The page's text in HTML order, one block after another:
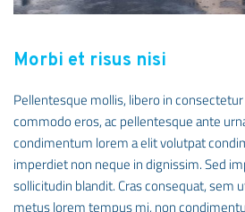
Morbi et risus nisi
Pellentesque mollis, libero in
commodo eros, ac pellentesque ante
condimentum lorem a elit volutpat
imperdiet non neque in dignissim. Sed
sollicitudin blandit. Cras consequat, sem
metus lorem tempus mi, non